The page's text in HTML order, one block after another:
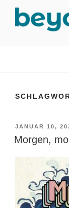
springen
AM
JANUAR 10,
Morgen,